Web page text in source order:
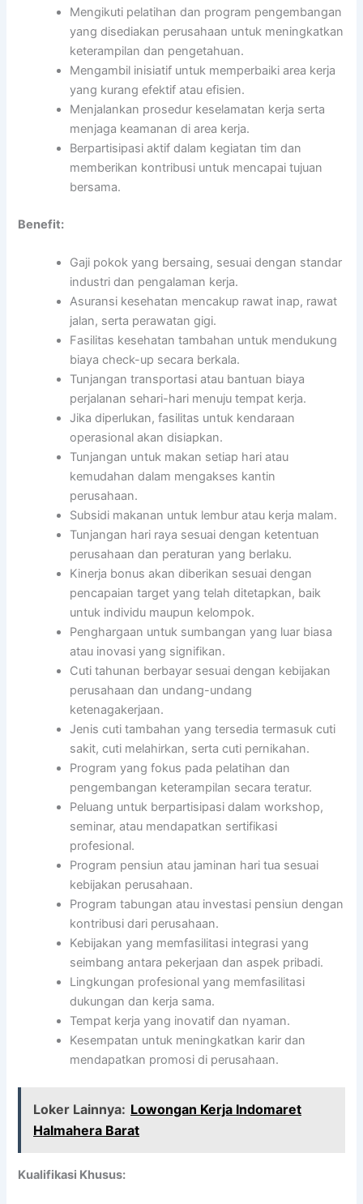
Mengikuti pelatihan dan program pengembangan
yang disediakan perusahaan untuk meningkatkan
keterampilan dan pengetahuan.
Mengambil inisiatif untuk memperbaiki area kerja
yang kurang efektif atau efisien.
Menjalankan prosedur keselamatan kerja serta
menjaga keamanan di area kerja.
Berpartisipasi aktif dalam kegiatan tim dan
memberikan kontribusi untuk mencapai tujuan
bersama.
Benefit:
Gaji pokok yang bersaing, sesuai dengan standar
industri dan pengalaman kerja.
Asuransi kesehatan mencakup rawat inap, rawat
jalan, serta perawatan gigi.
Fasilitas kesehatan tambahan untuk mendukung
biaya check-up secara berkala.
Tunjangan transportasi atau bantuan biaya
perjalanan sehari-hari menuju tempat kerja.
Jika diperlukan, fasilitas untuk kendaraan
operasional akan disiapkan.
Tunjangan untuk makan setiap hari atau
kemudahan dalam mengakses kantin
perusahaan.
Subsidi makanan untuk lembur atau kerja malam.
Tunjangan hari raya sesuai dengan ketentuan
perusahaan dan peraturan yang berlaku.
Kinerja bonus akan diberikan sesuai dengan
pencapaian target yang telah ditetapkan, baik
untuk individu maupun kelompok.
Penghargaan untuk sumbangan yang luar biasa
atau inovasi yang signifikan.
Cuti tahunan berbayar sesuai dengan kebijakan
perusahaan dan undang-undang
ketenagakerjaan.
Jenis cuti tambahan yang tersedia termasuk cuti
sakit, cuti melahirkan, serta cuti pernikahan.
Program yang fokus pada pelatihan dan
pengembangan keterampilan secara teratur.
Peluang untuk berpartisipasi dalam workshop,
seminar, atau mendapatkan sertifikasi
profesional.
Program pensiun atau jaminan hari tua sesuai
kebijakan perusahaan.
Program tabungan atau investasi pensiun dengan
kontribusi dari perusahaan.
Kebijakan yang memfasilitasi integrasi yang
seimbang antara pekerjaan dan aspek pribadi.
Lingkungan profesional yang memfasilitasi
dukungan dan kerja sama.
Tempat kerja yang inovatif dan nyaman.
Kesempatan untuk meningkatkan karir dan
mendapatkan promosi di perusahaan.
Loker Lainnya: Lowongan Kerja Indomaret
Halmahera Barat
Kualifikasi Khusus: